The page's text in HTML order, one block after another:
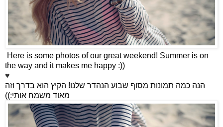
Here is some photos of our great weekend! Summer is on
the way and it makes me happy :))
♥
הנה כמה תמונות מסוף שבוע הנהדר שלנו! הקיץ הוא בדרך וזה
מאוד משמח אותי:))